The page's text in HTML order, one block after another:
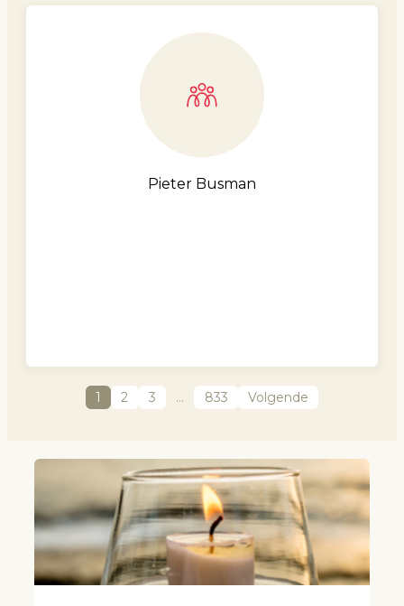
Pieter Busman
1 2 3 … 833 Volgende